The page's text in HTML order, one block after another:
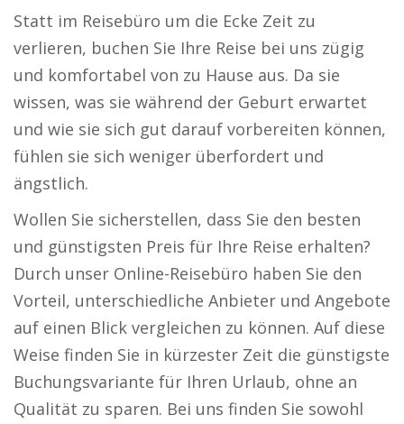
Statt im Reisebüro um die Ecke Zeit zu
verlieren, buchen Sie Ihre Reise bei uns zügig
und komfortabel von zu Hause aus. Da sie
wissen, was sie während der Geburt erwartet
und wie sie sich gut darauf vorbereiten können,
fühlen sie sich weniger überfordert und
ängstlich.
Wollen Sie sicherstellen, dass Sie den besten
und günstigsten Preis für Ihre Reise erhalten?
Durch unser Online-Reisebüro haben Sie den
Vorteil, unterschiedliche Anbieter und Angebote
auf einen Blick vergleichen zu können. Auf diese
Weise finden Sie in kürzester Zeit die günstigste
Buchungsvariante für Ihren Urlaub, ohne an
Qualität zu sparen. Bei uns finden Sie sowohl